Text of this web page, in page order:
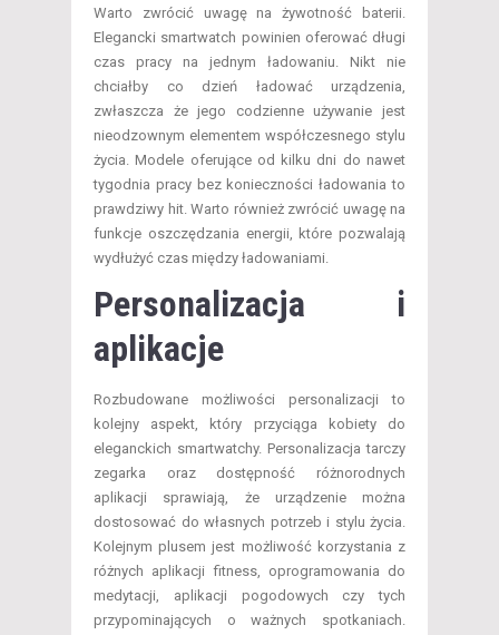
Warto zwrócić uwagę na żywotność baterii.
Elegancki smartwatch powinien oferować długi
czas pracy na jednym ładowaniu. Nikt nie
chciałby co dzień ładować urządzenia,
zwłaszcza że jego codzienne używanie jest
nieodzownym elementem współczesnego stylu
życia. Modele oferujące od kilku dni do nawet
tygodnia pracy bez konieczności ładowania to
prawdziwy hit. Warto również zwrócić uwagę na
funkcje oszczędzania energii, które pozwalają
wydłużyć czas między ładowaniami.
Personalizacja i
aplikacje
Rozbudowane możliwości personalizacji to
kolejny aspekt, który przyciąga kobiety do
eleganckich smartwatchy. Personalizacja tarczy
zegarka oraz dostępność różnorodnych
aplikacji sprawiają, że urządzenie można
dostosować do własnych potrzeb i stylu życia.
Kolejnym plusem jest możliwość korzystania z
różnych aplikacji fitness, oprogramowania do
medytacji, aplikacji pogodowych czy tych
przypominających o ważnych spotkaniach.